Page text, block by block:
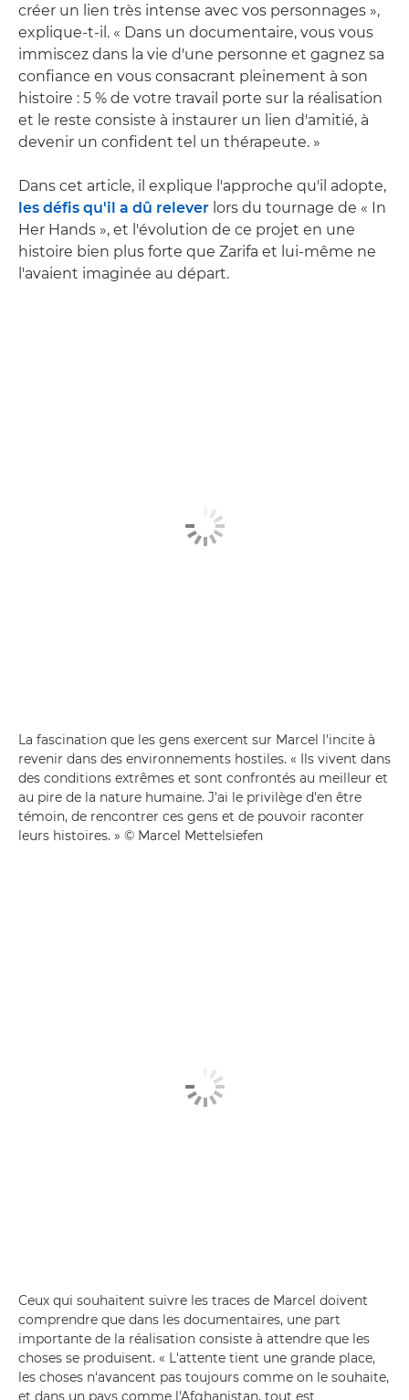
créer un lien très intense avec vos personnages »,
explique-t-il. « Dans un documentaire, vous vous
immiscez dans la vie d'une personne et gagnez sa
confiance en vous consacrant pleinement à son
histoire : 5 % de votre travail porte sur la réalisation
et le reste consiste à instaurer un lien d'amitié, à
devenir un confident tel un thérapeute. »
Dans cet article, il explique l'approche qu'il adopte,
les défis qu'il a dû relever lors du tournage de « In
Her Hands », et l'évolution de ce projet en une
histoire bien plus forte que Zarifa et lui-même ne
l'avaient imaginée au départ.
La fascination que les gens exercent sur Marcel l'incite à
revenir dans des environnements hostiles. « Ils vivent dans
des conditions extrêmes et sont confrontés au meilleur et
au pire de la nature humaine. J'ai le privilège d'en être
témoin, de rencontrer ces gens et de pouvoir raconter
leurs histoires. » © Marcel Mettelsiefen
Ceux qui souhaitent suivre les traces de Marcel doivent
comprendre que dans les documentaires, une part
importante de la réalisation consiste à attendre que les
choses se produisent. « L'attente tient une grande place,
les choses n'avancent pas toujours comme on le souhaite,
et dans un pays comme l'Afghanistan, tout est